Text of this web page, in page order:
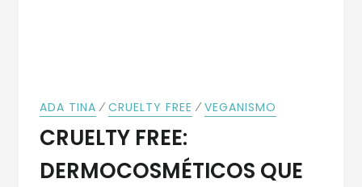
ADA TINA ⁄ CRUELTY FREE ⁄ VEGANISMO
CRUELTY FREE:
DERMOCOSMÉTICOS QUE